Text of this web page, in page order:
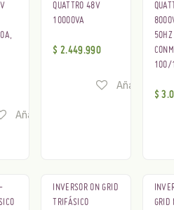
Añadir a lista de deseos
QUATTRO 48V
10000VA
$ 2.449.990
Añadir a
100/
$
INVERSOR ON GRID
TRIFÁSICO
GRID